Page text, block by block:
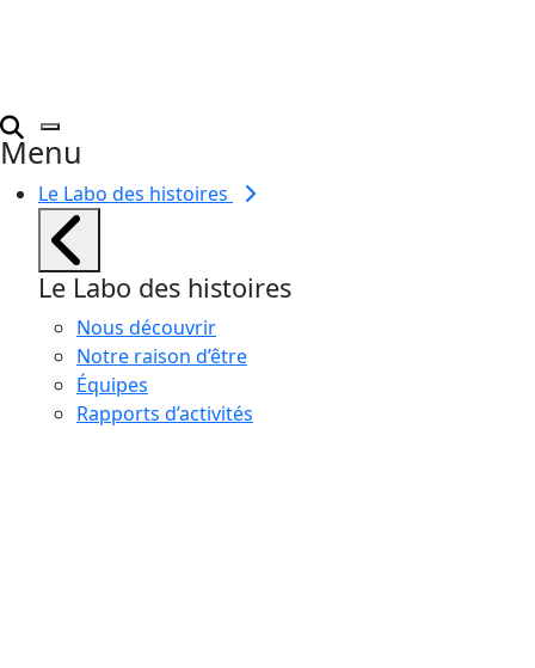
Menu
Le Labo des histoires
Le Labo des histoires
Nous découvrir
Notre raison d’être
Équipes
Rapports d’activités